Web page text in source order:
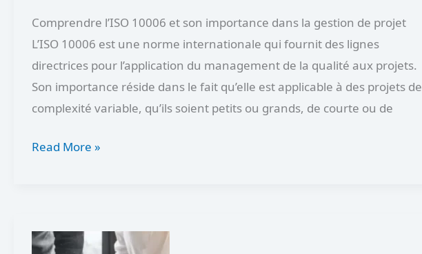
Comprendre l’ISO 10006 et son importance dans la gestion de projet
L’ISO 10006 est une norme internationale qui fournit des lignes
directrices pour l’application du management de la qualité aux projets.
Son importance réside dans le fait qu’elle est applicable à des projets de
complexité variable, qu’ils soient petits ou grands, de courte ou de
Read More »
Analyse